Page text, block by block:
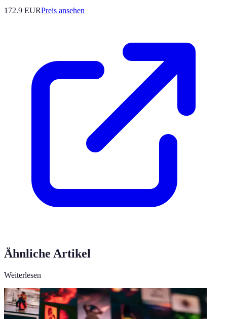
172.9 EURPreis ansehen
Ähnliche Artikel
Weiterlesen